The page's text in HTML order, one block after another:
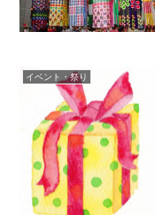
イベント・祭り